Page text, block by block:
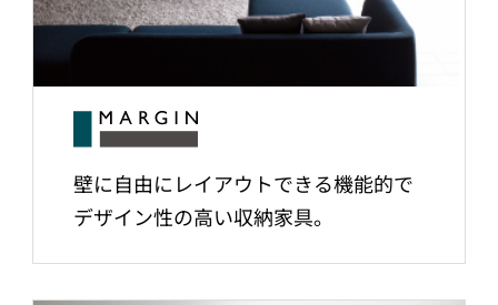
壁に自由にレイアウトできる機能的で
デザイン性の高い収納家具。